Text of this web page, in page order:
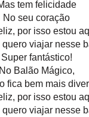
tem felicidade
No seu coração
por isso estou
quero viajar nesse
Super fantástico!
No Balão Mágico,
fica bem mais
por isso estou
quero viajar nesse